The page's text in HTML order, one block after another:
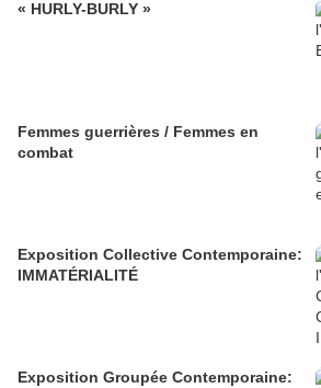
« HURLY-BURLY »
Femmes guerrières / Femmes en
combat
Exposition Collective Contemporaine:
IMMATÉRIALITÉ
Exposition Groupée Contemporaine: